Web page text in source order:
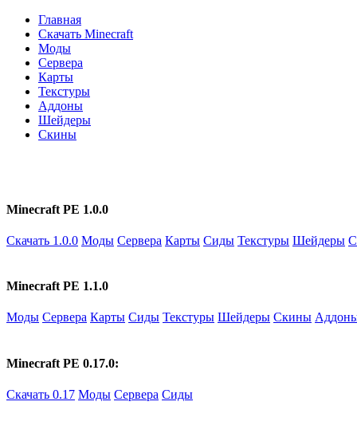
Главная
Скачать Minecraft
Моды
Сервера
Карты
Текстуры
Аддоны
Шейдеры
Скины
Minecraft PE 1.0.0
Скачать 1.0.0 Моды Сервера Карты Сиды Текстуры Шейдеры
Minecraft PE 1.1.0
Моды Сервера Карты Сиды Текстуры Шейдеры Скины
Minecraft PE 0.17.0:
Скачать 0.17 Моды Сервера Сиды